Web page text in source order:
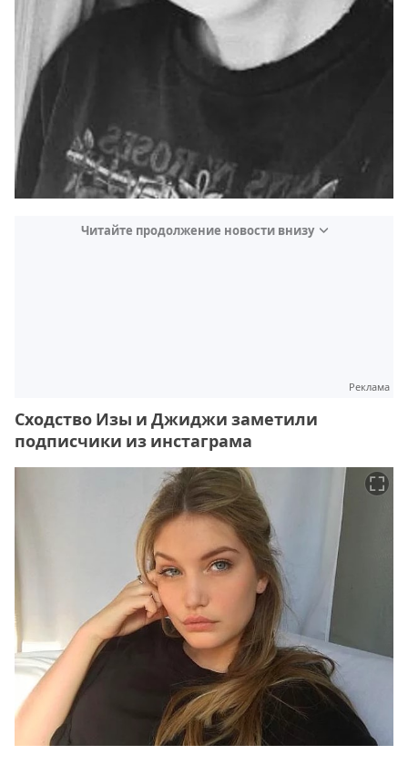
Читайте продолжение новости внизу
Реклама
Сходство Изы и Джиджи заметили
подписчики из инстаграма